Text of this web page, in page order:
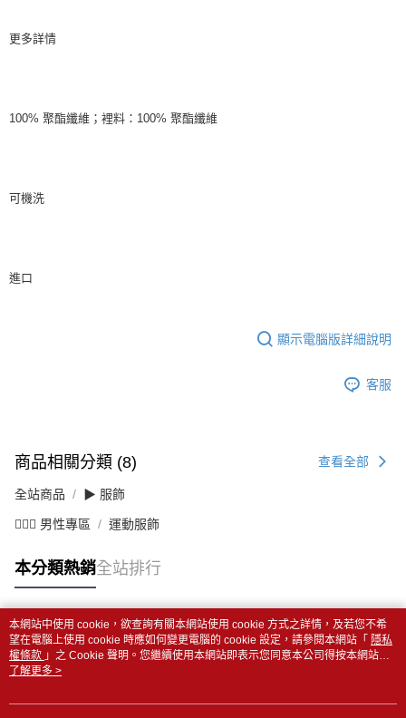
更多詳情
100% 聚酯纖維；裡料：100% 聚酯纖維
可機洗
進口
顯示電腦版詳細說明
客服
商品相關分類 (8) 查看全部
全站商品 ▶ 服飾
💁🏻‍♂️ 男性專區 運動服飾
本分類熱銷全站排行
熱門標籤
本網站中使用 cookie，欲查詢有關本網站使用 cookie 方式之詳情，及若您不希
望在電腦上使用 cookie 時應如何變更電腦的 cookie 設定，請參閱本網站「 隱私
權條款 」之 Cookie 聲明。您繼續使用本網站即表示您同意本公司得按本網站使
用條款之 Cookie 聲明使用 cookie。
了解更多 >